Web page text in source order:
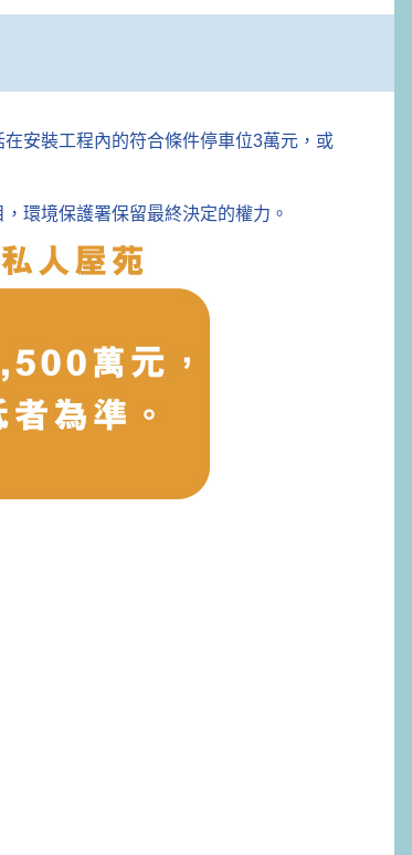
安裝工程內的符合條件停車位3萬元，或
環境保護署保留最終決定的權力。